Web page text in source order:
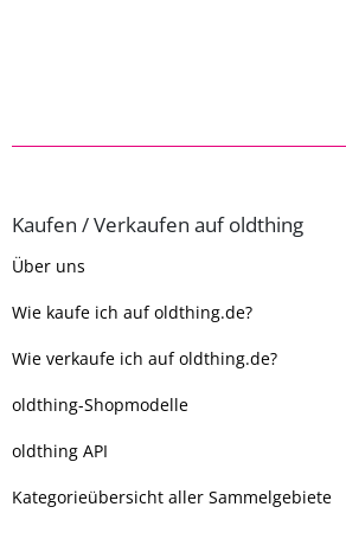
Kaufen / Verkaufen auf oldthing
Über uns
Wie kaufe ich auf oldthing.de?
Wie verkaufe ich auf oldthing.de?
oldthing-Shopmodelle
oldthing API
Kategorieübersicht aller Sammelgebiete